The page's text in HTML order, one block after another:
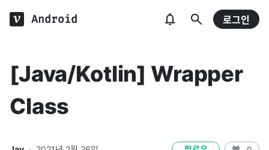
Android 로그인
[Java/Kotlin] Wrapper
Class